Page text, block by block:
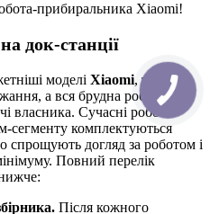
прибиральника Xiaomi!
док-станції
моделі Xiaomi, то їхня
а вся брудна робота з
власника. Сучасні роботи
сегменту комплектуються
спрощують догляд за роботом і
Повний перелік
Після кожного